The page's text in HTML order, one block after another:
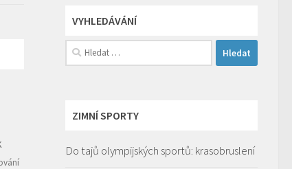
VYHLEDÁVÁNÍ
Vyhledávání
ZIMNÍ SPORTY
Do tajů olympijských sportů: krasobruslení